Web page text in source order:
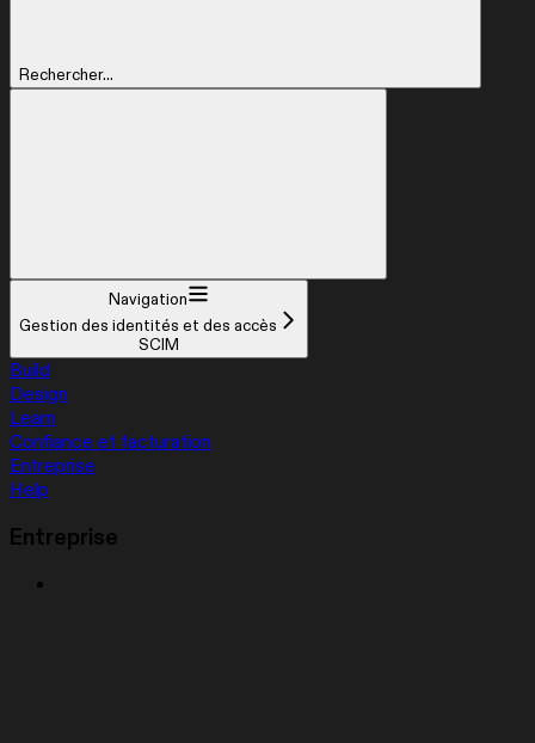
Rechercher...
Navigation
Gestion des identités et des accès
SCIM
Build
Design
Learn
Confiance et facturation
Entreprise
Help
Entreprise